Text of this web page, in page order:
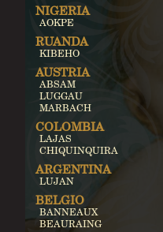
NIGERIA
AOKPE
RUANDA
KIBEHO
AUSTRIA
ABSAM
LUGGAU
MARBACH
COLOMBIA
LAJAS
CHIQUINQUIRA
ARGENTINA
LUJAN
BELGIO
BANNEAUX
BEAURAING